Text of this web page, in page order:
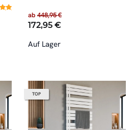
ab 448,95 €
172,95 €
Auf Lager
TOP